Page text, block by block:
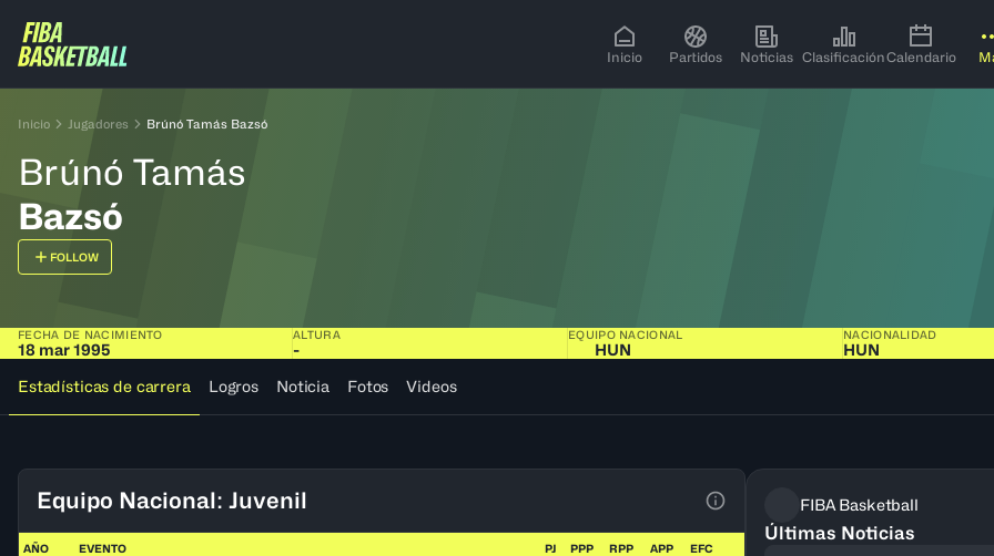
Inicio Partidos Noticias ClasificaciónCalendario
Inicio Jugadores Brúnó Tamás Bazsó
Brúnó Tamás
Bazsó
FOLLOW
FECHA DE NACIMIENTO
18 mar 1995
ALTURA
-
EQUIPO NACIONAL
HUN
NACIONALIDAD
HUN
Estadísticas de carrera
Logros Noticia Fotos Videos
Equipo Nacional: Juvenil
Ver la leyenda
AÑO EVENTO PJ PPP RPP APP EFC
FIBA Basketball
Últimas Noticias